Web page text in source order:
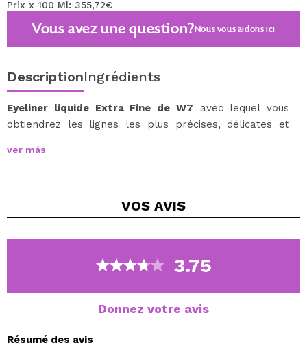
Prix x 100 Ml: 355,72€
Vous avez une question?Nous vous aidonsici
DescriptionIngrédients
Eyeliner liquide Extra Fine de W7 avec lequel vous
obtiendrez les lignes les plus précises, délicates et
Vous pouvez utiliser cet eye-liner pour tracer les lignes
super fines et précises, pouvant créer le contour que
ver más
VOS AVIS
3.75
Donnez votre avis
Résumé des avis